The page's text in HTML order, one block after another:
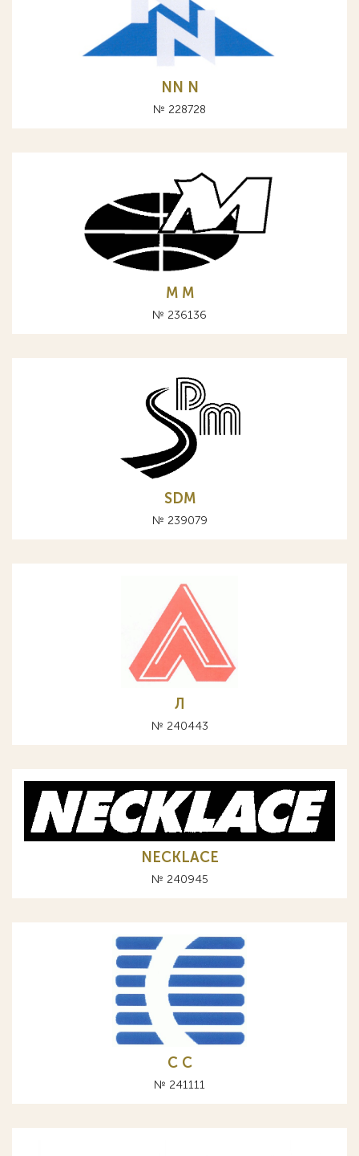
NN N
№ 228728
M М
№ 236136
SDM
№ 239079
Л
№ 240443
NECKLACE
№ 240945
С C
№ 241111